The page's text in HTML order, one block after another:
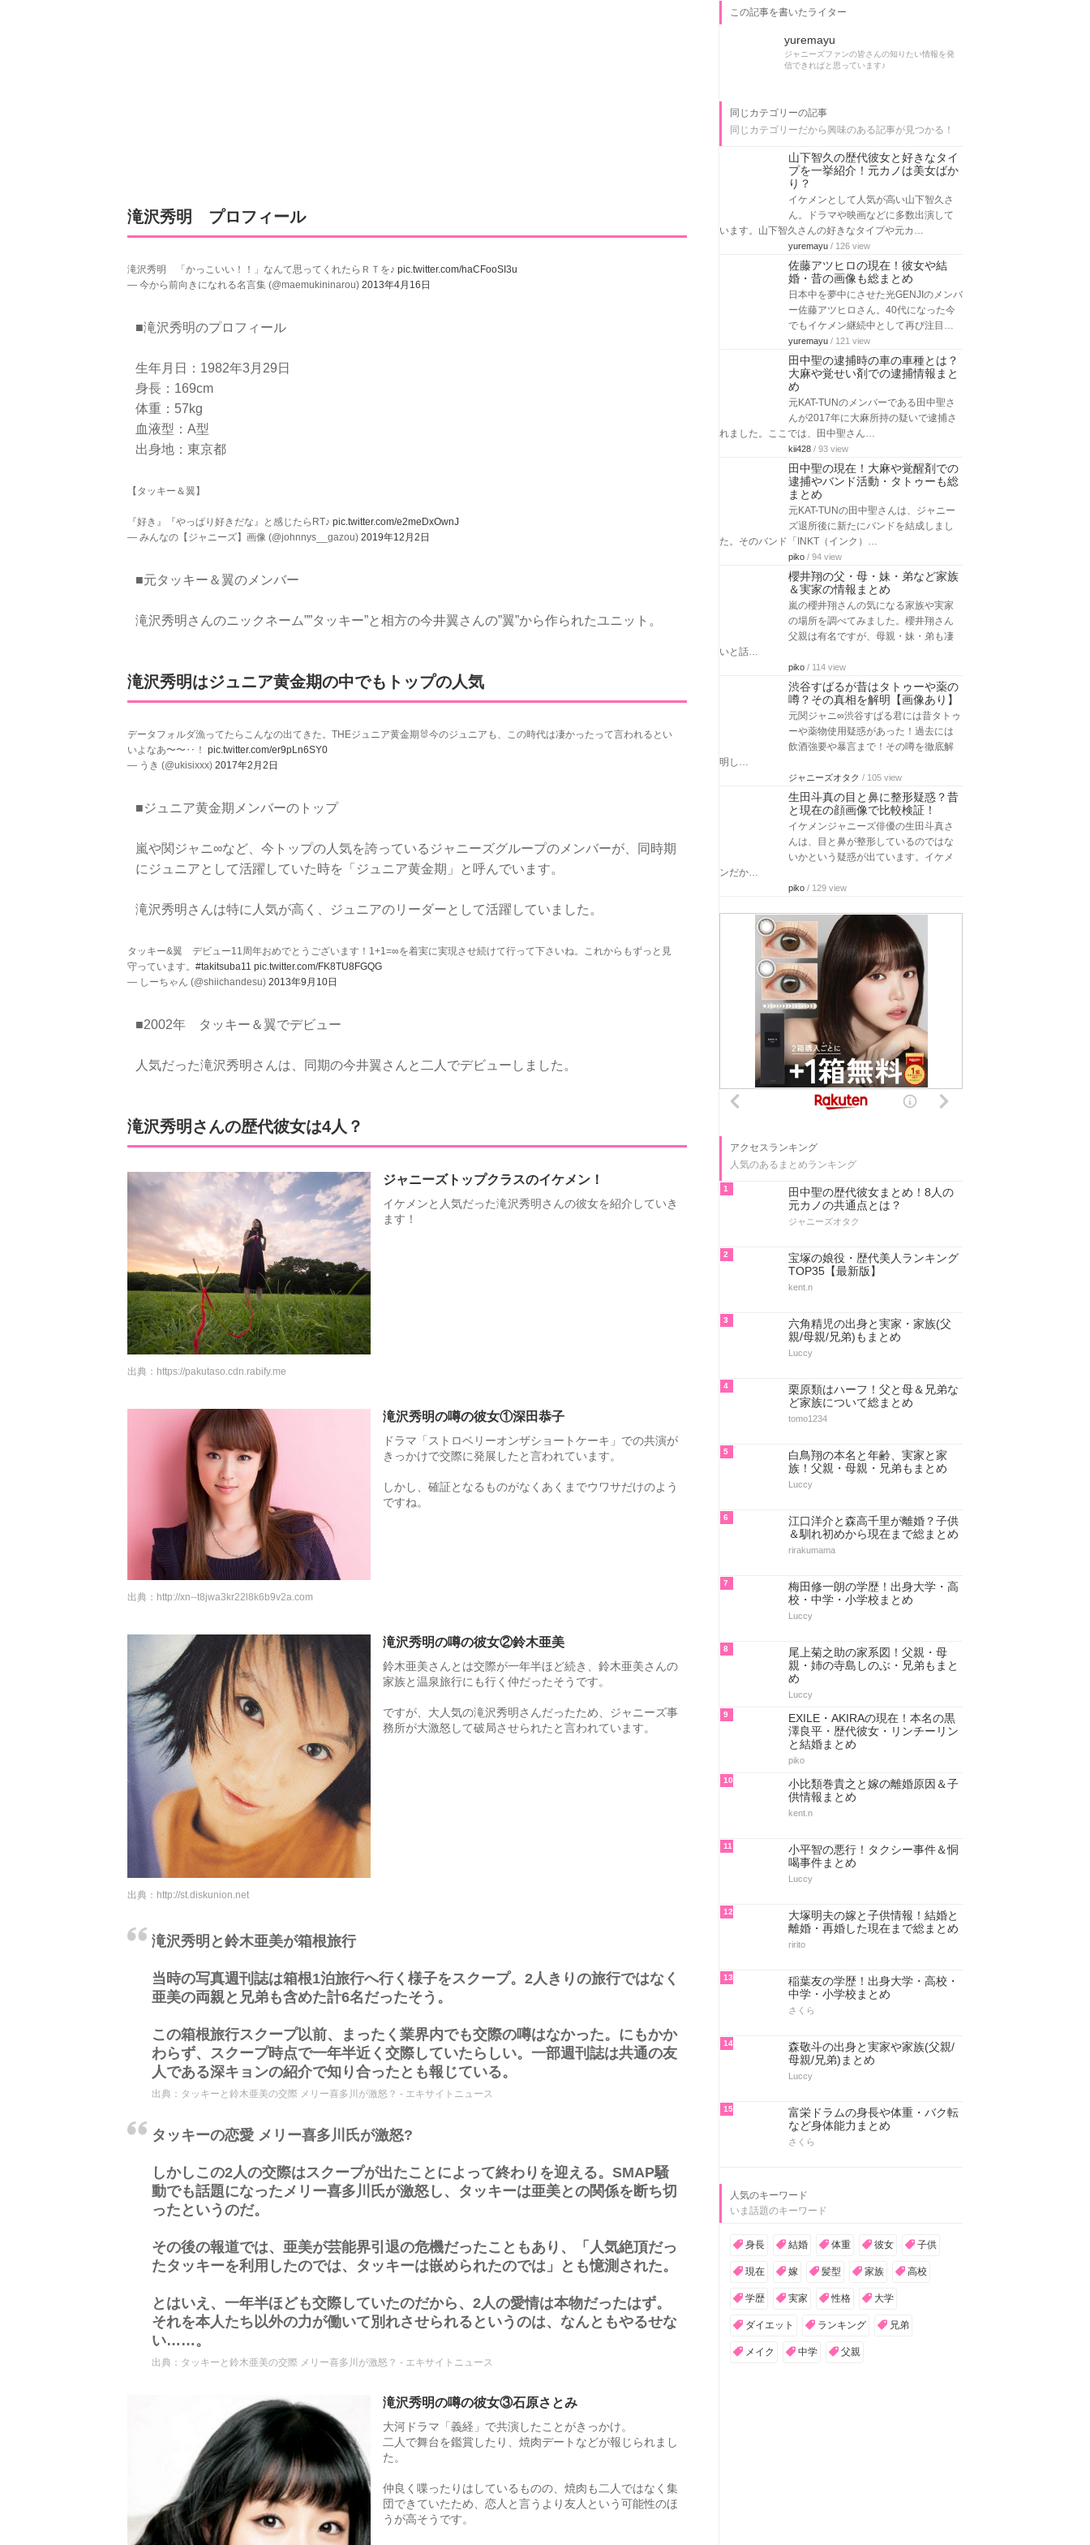
滝沢秀明 プロフィール
滝沢秀明 「かっこいい！！」なんて思ってくれたらＲＴを♪ pic.twitter.com/haCFooSI3u
— 今から前向きになれる名言集 (@maemukininarou) 2013年4月16日
■滝沢秀明のプロフィール
生年月日：1982年3月29日
身長：169cm
体重：57kg
血液型：A型
出身地：東京都
【タッキー＆翼】
『好き』『やっぱり好きだな』と感じたらRT♪ pic.twitter.com/e2meDxOwnJ
— みんなの【ジャニーズ】画像 (@johnnys__gazou) 2019年12月2日
■元タッキー＆翼のメンバー
滝沢秀明さんのニックネーム””タッキー”と相方の今井翼さんの”翼”から作られたユニット。
滝沢秀明はジュニア黄金期の中でもトップの人気
データフォルダ漁ってたらこんなの出てきた。THEジュニア黄金期🐰今のジュニアも、この時代は凄かったって言われるとい
いよなあ〜〜‥！ pic.twitter.com/er9pLn6SY0
— うき (@ukisixxx) 2017年2月2日
■ジュニア黄金期メンバーのトップ
嵐や関ジャニ∞など、今トップの人気を誇っているジャニーズグループのメンバーが、同時期
にジュニアとして活躍していた時を「ジュニア黄金期」と呼んでいます。
滝沢秀明さんは特に人気が高く、ジュニアのリーダーとして活躍していました。
タッキー&翼 デビュー11周年おめでとうございます！1+1=∞を着実に実現させ続けて行って下さいね。これからもずっと見
守っています。 #takitsuba11 pic.twitter.com/FK8TU8FGQG
— しーちゃん (@shiichandesu) 2013年9月10日
■2002年 タッキー＆翼でデビュー
人気だった滝沢秀明さんは、同期の今井翼さんと二人でデビューしました。
滝沢秀明さんの歴代彼女は4人？
ジャニーズトップクラスのイケメン！
イケメンと人気だった滝沢秀明さんの彼女を紹介していき
ます！
出典： https://pakutaso.cdn.rabify.me
滝沢秀明の噂の彼女①深田恭子
ドラマ「ストロベリーオンザショートケーキ」での共演が
きっかけで交際に発展したと言われています。
しかし、確証となるものがなくあくまでウワサだけのよう
ですね。
出典： http://xn--t8jwa3kr22l8k6b9v2a.com
滝沢秀明の噂の彼女②鈴木亜美
鈴木亜美さんとは交際が一年半ほど続き、鈴木亜美さんの
家族と温泉旅行にも行く仲だったそうです。
ですが、大人気の滝沢秀明さんだったため、ジャニーズ事
務所が大激怒して破局させられたと言われています。
出典： http://st.diskunion.net
滝沢秀明と鈴木亜美が箱根旅行
当時の写真週刊誌は箱根1泊旅行へ行く様子をスクープ。2人きりの旅行ではなく
亜美の両親と兄弟も含めた計6名だったそう。
この箱根旅行スクープ以前、まったく業界内でも交際の噂はなかった。にもかか
わらず、スクープ時点で一年半近く交際していたらしい。一部週刊誌は共通の友
人である深キョンの紹介で知り合ったとも報じている。
出典： タッキーと鈴木亜美の交際 メリー喜多川が激怒？ - エキサイトニュース
タッキーの恋愛 メリー喜多川氏が激怒?
しかしこの2人の交際はスクープが出たことによって終わりを迎える。SMAP騒
動でも話題になったメリー喜多川氏が激怒し、タッキーは亜美との関係を断ち切
ったというのだ。
その後の報道では、亜美が芸能界引退の危機だったこともあり、「人気絶頂だっ
たタッキーを利用したのでは、タッキーは嵌められたのでは」とも憶測された。
とはいえ、一年半ほども交際していたのだから、2人の愛情は本物だったはず。
それを本人たち以外の力が働いて別れさせられるというのは、なんともやるせな
い……。
出典： タッキーと鈴木亜美の交際 メリー喜多川が激怒？ - エキサイトニュース
滝沢秀明の噂の彼女③石原さとみ
大河ドラマ「義経」で共演したことがきっかけ。
二人で舞台を鑑賞したり、焼肉デートなどが報じられまし
た。
仲良く喋ったりはしているものの、焼肉も二人ではなく集
団できていたため、恋人と言うより友人という可能性のほ
うが高そうです。
この記事を書いたライター
yuremayu
ジャニーズファンの皆さんの知りたい情報を発
信できればと思っています♪
同じカテゴリーの記事
同じカテゴリーだから興味のある記事が見つかる！
山下智久の歴代彼女と好きなタイ
プを一挙紹介！元カノは美女ばか
り？
イケメンとして人気が高い山下智久さ
ん。ドラマや映画などに多数出演して
います。山下智久さんの好きなタイプや元カ…
yuremayu / 126 view
佐藤アツヒロの現在！彼女や結
婚・昔の画像も総まとめ
日本中を夢中にさせた光GENJIのメンバ
ー佐藤アツヒロさん。40代になった今
でもイケメン継続中として再び注目…
yuremayu / 121 view
田中聖の逮捕時の車の車種とは？
大麻や覚せい剤での逮捕情報まと
め
元KAT-TUNのメンバーである田中聖さ
んが2017年に大麻所持の疑いで逮捕さ
れました。ここでは、田中聖さん…
kii428 / 93 view
田中聖の現在！大麻や覚醒剤での
逮捕やバンド活動・タトゥーも総
まとめ
元KAT-TUNの田中聖さんは、ジャニー
ズ退所後に新たにバンドを結成しまし
た。そのバンド「INKT（インク）…
piko / 94 view
櫻井翔の父・母・妹・弟など家族
＆実家の情報まとめ
嵐の櫻井翔さんの気になる家族や実家
の場所を調べてみました。櫻井翔さん
父親は有名ですが、母親・妹・弟も凄
いと話…
piko / 114 view
渋谷すばるが昔はタトゥーや薬の
噂？その真相を解明【画像あり】
元関ジャニ∞渋谷すばる君には昔タトゥ
ーや薬物使用疑惑があった！過去には
飲酒強要や暴言まで！その噂を徹底解
明し…
ジャニーズオタク / 105 view
生田斗真の目と鼻に整形疑惑？昔
と現在の顔画像で比較検証！
イケメンジャニーズ俳優の生田斗真さ
んは、目と鼻が整形しているのではな
いかという疑惑が出ています。イケメ
ンだか…
piko / 129 view
人気のあるまとめランキング
田中聖の歴代彼女まとめ！8人の
元カノの共通点とは？
宝塚の娘役・歴代美人ランキング
TOP35【最新版】
六角精児の出身と実家・家族(父
親/母親/兄弟)もまとめ
栗原類はハーフ！父と母＆兄弟な
ど家族について総まとめ
白鳥翔の本名と年齢、実家と家
族！父親・母親・兄弟もまとめ
Luccy
江口洋介と森高千里が離婚？子供
＆馴れ初めから現在まで総まとめ
rirakumama
梅田修一朗の学歴！出身大学・高
校・中学・小学校まとめ
尾上菊之助の家系図！父親・母
親・姉の寺島しのぶ・兄弟もまと
Luccy
EXILE・AKIRAの現在！本名の黒
澤良平・歴代彼女・リンチーリン
piko
小比類巻貴之と嫁の離婚原因＆子
供情報まとめ
小平智の悪行！タクシー事件＆恫
喝事件まとめ
大塚明夫の嫁と子供情報！結婚と
離婚・再婚した現在まで総まとめ
稲葉友の学歴！出身大学・高校・
中学・小学校まとめ
母親/兄弟)まとめ
富栄ドラムの身長や体重・バク転
さくら